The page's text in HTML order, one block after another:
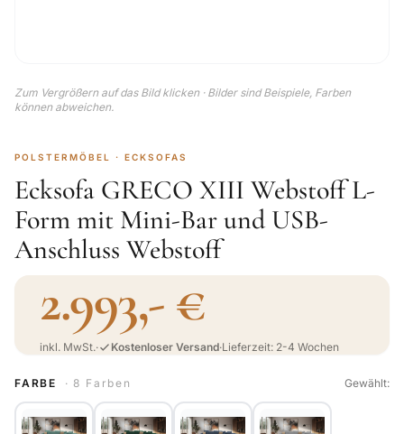
Zum Vergrößern auf das Bild klicken · Bilder sind Beispiele, Farben
können abweichen.
POLSTERMÖBEL · ECKSOFAS
Ecksofa GRECO XIII Webstoff L-
Form mit Mini-Bar und USB-
Anschluss Webstoff
2.993,- €
inkl. MwSt.· Kostenloser Versand·Lieferzeit: 2-4 Wochen
FARBE · 8 Farben Gewählt: